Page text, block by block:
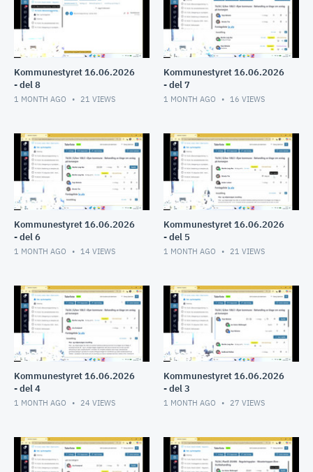
Kommunestyret 16.06.2026
- del 8
1 MONTH AGO 21 VIEWS
Kommunestyret 16.06.2026
- del 7
1 MONTH AGO 16 VIEWS
Kommunestyret 16.06.2026
- del 6
1 MONTH AGO 14 VIEWS
Kommunestyret 16.06.2026
- del 5
1 MONTH AGO 21 VIEWS
Kommunestyret 16.06.2026
- del 4
1 MONTH AGO 24 VIEWS
Kommunestyret 16.06.2026
- del 3
1 MONTH AGO 27 VIEWS